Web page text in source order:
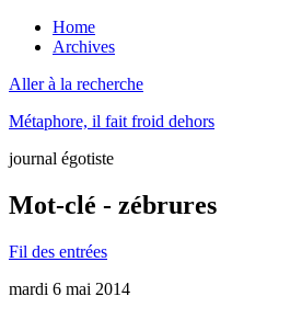
Home
Archives
Aller à la recherche
Métaphore, il fait froid dehors
journal égotiste
Mot-clé - zébrures
Fil des entrées
mardi 6 mai 2014